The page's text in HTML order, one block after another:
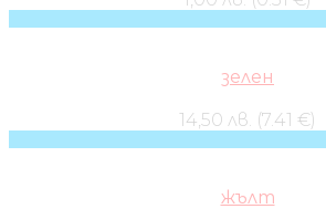
зелен
14,50 лв. (7.41 €)
жълт